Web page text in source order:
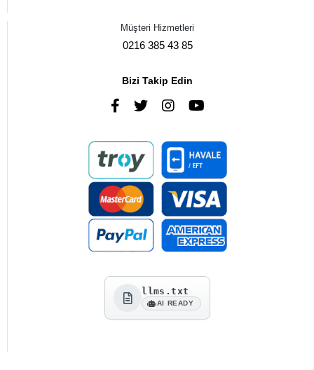
Müşteri Hizmetleri
0216 385 43 85
Bizi Takip Edin
llms.txt
AI READY